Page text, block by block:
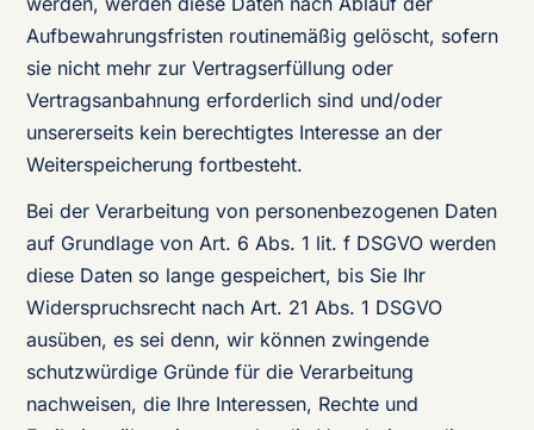
Aufbewahrungsfristen routinemäßig gelöscht, sofern
sie nicht mehr zur Vertragserfüllung oder
Vertragsanbahnung erforderlich sind und/oder
unsererseits kein berechtigtes Interesse an der
Weiterspeicherung fortbesteht.
Bei der Verarbeitung von personenbezogenen Daten
auf Grundlage von Art. 6 Abs. 1 lit. f DSGVO werden
diese Daten so lange gespeichert, bis Sie Ihr
Widerspruchsrecht nach Art. 21 Abs. 1 DSGVO
ausüben, es sei denn, wir können zwingende
schutzwürdige Gründe für die Verarbeitung
nachweisen, die Ihre Interessen, Rechte und